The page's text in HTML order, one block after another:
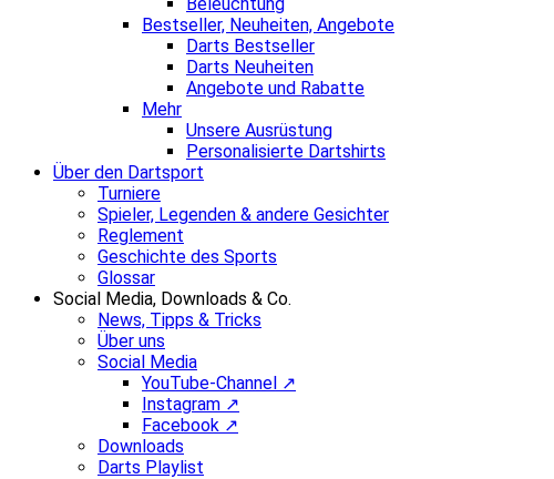
Bestseller, Neuheiten, Angebote
Darts Bestseller
Darts Neuheiten
Angebote und Rabatte
Mehr
Unsere Ausrüstung
Personalisierte Dartshirts
Über den Dartsport
Turniere
Spieler, Legenden & andere Gesichter
Reglement
Geschichte des Sports
Glossar
Social Media, Downloads & Co.
News, Tipps & Tricks
Über uns
Social Media
YouTube-Channel ↗
Instagram ↗
Facebook ↗
Downloads
Darts Playlist